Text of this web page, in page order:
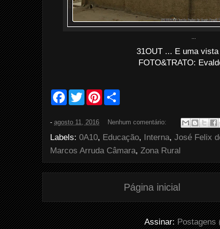
31OUT ... E uma
FOTO&TRATO:
F
b
o
o
k
T
w
t
e
r
P
r
e
s
e
- agosto 11, 2016 Nenhum comentário:
Labels: 0A10, Educação, Interna, José Felix
Marcos Arruda Câmara, Zona Rural
Página inicial
Assinar:Postagens